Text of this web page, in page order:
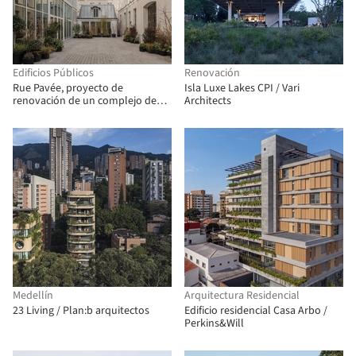
Edificios Públicos
Rue Pavée, proyecto de
renovación de un complejo de
MARS Architectes
Renovación
Isla Luxe Lakes CPI / Vari
Architects
Medellín
23 Living / Plan:b arquitectos
Arquitectura Residencial
Edificio residencial Casa Arbo /
Perkins&Will